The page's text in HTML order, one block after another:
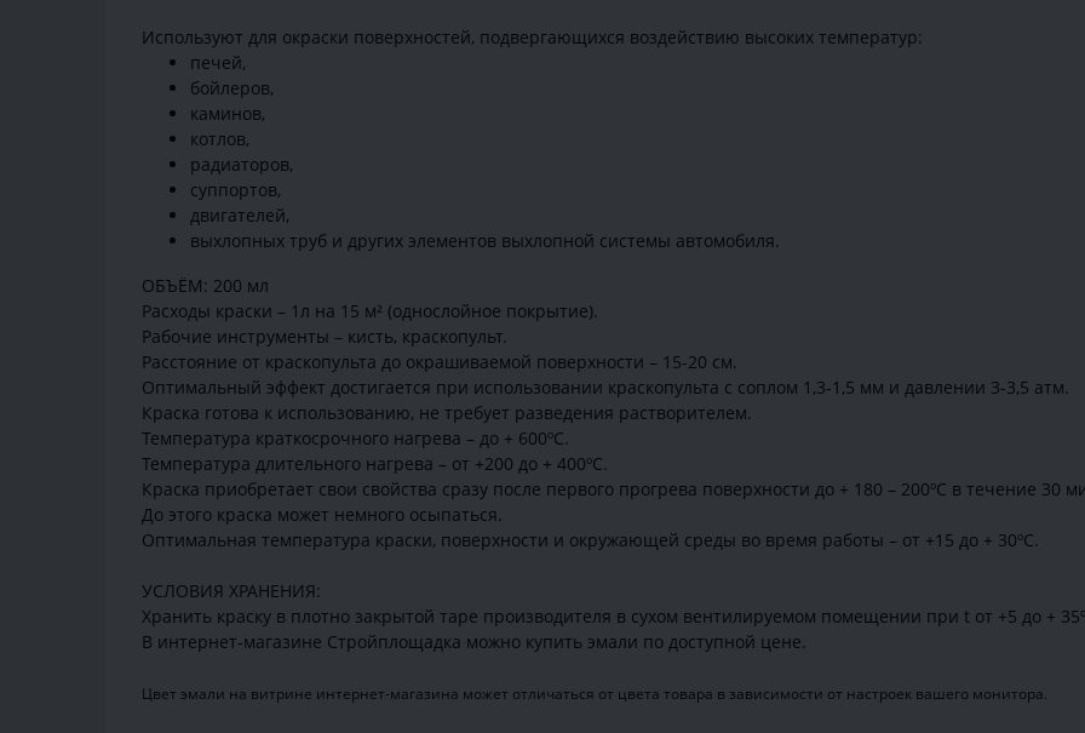
Используют для окраски поверхностей, подвергающихся воздействию высоких температур:
печей,
бойлеров,
каминов,
котлов,
радиаторов,
суппортов,
двигателей,
выхлопных труб и других элементов выхлопной системы автомобиля.
ОБЪЁМ: 200 мл
Расходы краски – 1л на 15 м² (однослойное покрытие).
Рабочие инструменты – кисть, краскопульт.
Расстояние от краскопульта до окрашиваемой поверхности – 15-20 см.
Оптимальный эффект достигается при использовании краскопульта с соплом 1,3-1,5 мм и давлении 3-3,5 атм.
Краска готова к использованию, не требует разведения растворителем.
Температура краткосрочного нагрева – до + 600ºС.
Температура длительного нагрева – от +200 до + 400ºС.
Краска приобретает свои свойства сразу после первого прогрева поверхности до + 180 – 200ºС в течение 30
До этого краска может немного осыпаться.
Оптимальная температура краски, поверхности и окружающей среды во время работы – от +15 до + 30ºС.
УСЛОВИЯ ХРАНЕНИЯ:
Хранить краску в плотно закрытой таре производителя в сухом вентилируемом помещении при t от +5 до +
В интернет-магазине Стройплощадка можно купить эмали по доступной цене.
Цвет эмали на витрине интернет-магазина может отличаться от цвета товара в зависимости от настроек вашего монитора.